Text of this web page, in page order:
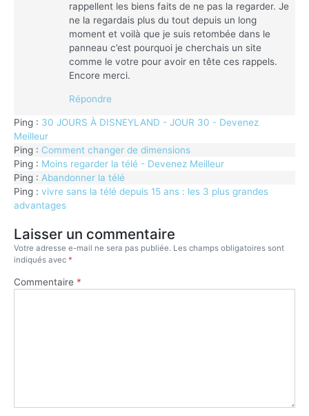
rappellent les biens faits de ne pas la regarder. Je
ne la regardais plus du tout depuis un long
moment et voilà que je suis retombée dans le
panneau c’est pourquoi je cherchais un site
comme le votre pour avoir en tête ces rappels.
Encore merci.
Répondre
Ping : 30 JOURS À DISNEYLAND - JOUR 30 - Devenez
Meilleur
Ping : Comment changer de dimensions
Ping : Moins regarder la télé - Devenez Meilleur
Ping : Abandonner la télé
Ping : vivre sans la télé depuis 15 ans : les 3 plus grandes
advantages
Laisser un commentaire
Votre adresse e-mail ne sera pas publiée. Les champs obligatoires sont
indiqués avec *
Commentaire *